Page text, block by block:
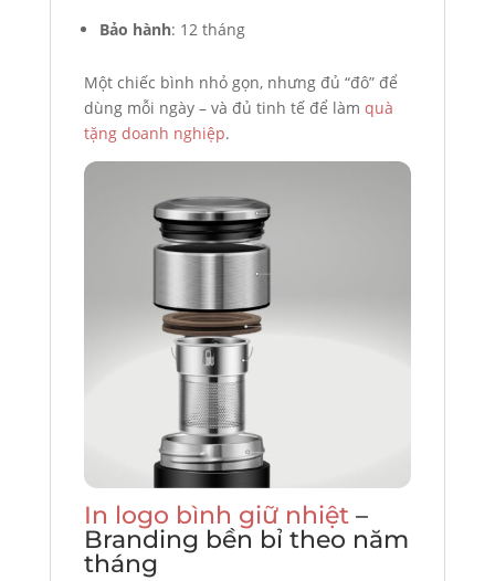
Bảo hành: 12 tháng
Một chiếc bình nhỏ gọn, nhưng đủ “đô” để
dùng mỗi ngày – và đủ tinh tế để làm quà
tặng doanh nghiệp.
In logo bình giữ nhiệt–
Branding bền bỉ theo năm
tháng